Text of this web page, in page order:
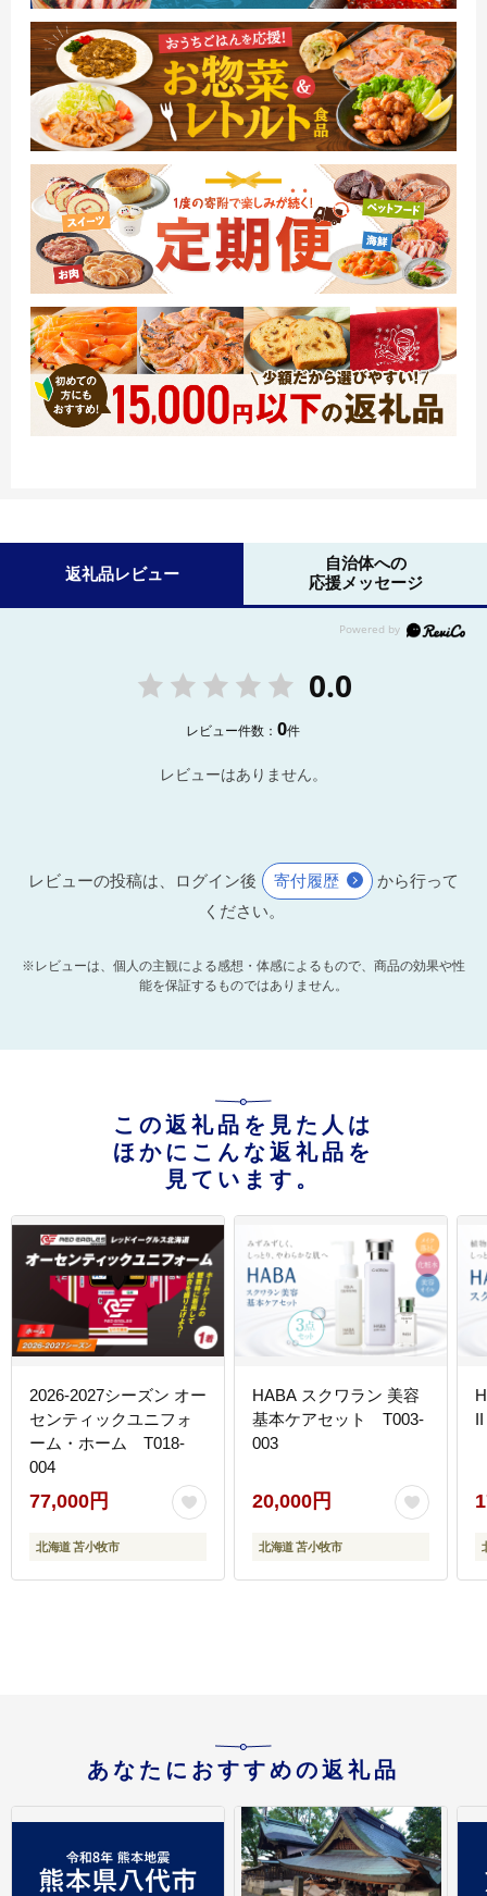
返礼品レビュー
自治体への
応援メッセージ
0.0
レビュー件数：0件
レビューはありません。
レビューの投稿は、ログイン後 寄付履歴
から行って
ください。
※レビューは、個人の主観による感想・体感によるもので、商品の効果や性
能を保証するものではありません。
この返礼品を見た人は
ほかにこんな返礼品を
見ています。
2026-2027シーズン オー
センティックユニフォ
ーム・ホーム T018-
004
77,000円
北海道 苫小牧市
HABA スクワラン 美容
基本ケアセット T003-
003
20,000円
北海道 苫小牧市
あなたにおすすめの返礼品